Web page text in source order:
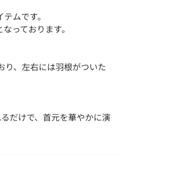
ムです。
っております。
り、左右には羽根がついた
だけで、首元を華やかに演